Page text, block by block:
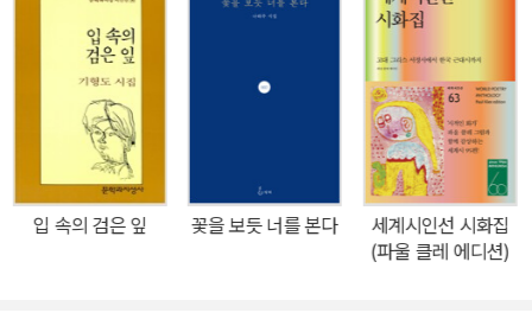
<사랑을 잃고 나는 쓰네>, 전집 <기형도 전집> 등이 있다.
입 속의 검은 잎 꽃을 보듯 너를 본다
세계시인선 시화집
(파울 클레 에디션)